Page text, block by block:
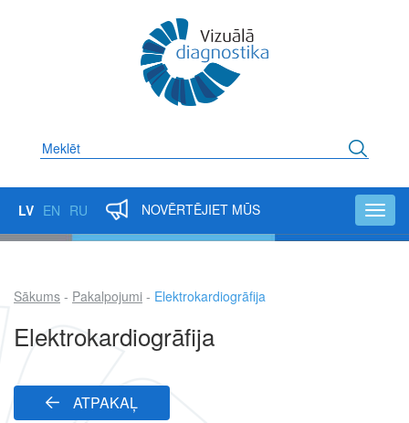
Meklēt
LV EN RU NOVĒRTĒJIET MŪS
Atpakaļceļš
Sākums Pakalpojumi Elektrokardiogrāfija
Elektrokardiogrāfija
ATPAKAĻ